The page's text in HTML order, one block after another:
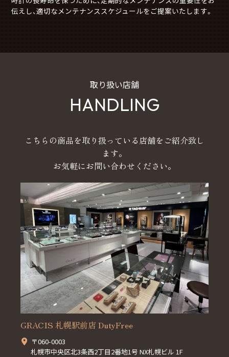
伝えし、適切なメンテナンススケジュールをご提案いたします。
取り扱い店舗
HANDLING
こちらの商品を取り扱っている店舗をご紹介致し
ます。
お気軽にお問い合わせください。
GRACIS 札幌駅前店 DutyFree
〒060-0003
札幌市中央区北3条西2丁目2番地1号 NX札幌ビル 1F